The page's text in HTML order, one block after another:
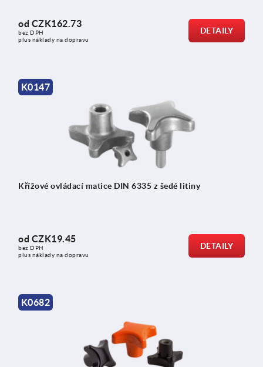
od CZK162.73
bez DPH
plus náklady na dopravu
DETAILY
K0147
Křížové ovládací matice DIN 6335 z šedé litiny
od CZK19.45
bez DPH
plus náklady na dopravu
DETAILY
K0682